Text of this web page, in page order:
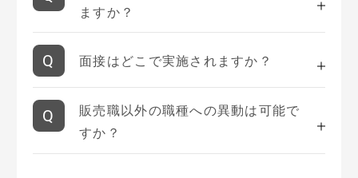
ますか？
面接はどこで実施されますか？
販売職以外の職種への異動は可能で
すか？